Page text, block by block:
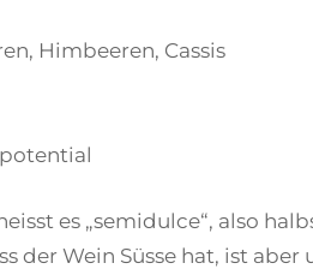
Himbeeren, Cassis
es „semidulce“, also
der Wein Süsse hat, ist